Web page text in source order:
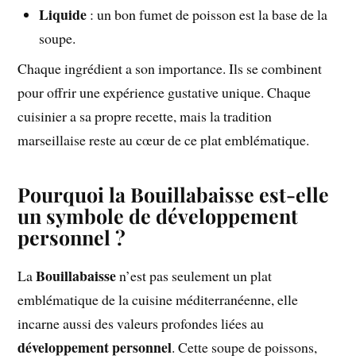
Liquide : un bon fumet de poisson est la base de la
soupe.
Chaque ingrédient a son importance. Ils se combinent
pour offrir une expérience gustative unique. Chaque
cuisinier a sa propre recette, mais la tradition
marseillaise reste au cœur de ce plat emblématique.
Pourquoi la Bouillabaisse est-elle
un symbole de développement
personnel ?
LaBouillabaissen’est pas seulement un plat
emblématique de la cuisine méditerranéenne, elle
incarne aussi des valeurs profondes liées au
développement personnel. Cette soupe de poissons,